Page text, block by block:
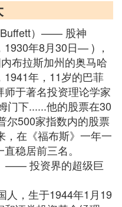
Buffett）—— 股神
1930年8月30日— ) ，
布拉斯加州的奥马哈
1941年，11岁的巴菲
师于著名投资理论学家
门下......他的股票在30
尔500家指数内的股票
，在《福布斯》一年一
稳居前三名。
—— 投资界的超级巨
人，生于1944年1月19